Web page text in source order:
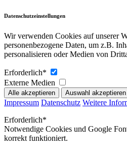
Datenschutzeinstellungen
Wir verwenden Cookies auf unserer
personenbezogene Daten, um z.B.
personalisieren oder Medien von
Erforderlich*
Externe Medien
Impressum Datenschutz Weitere
Erforderlich*
Notwendige Cookies und Google
korrekt funktioniert.